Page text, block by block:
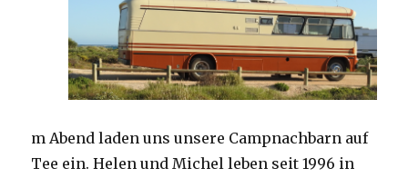
m Abend laden uns unsere Campnachbarn auf
Tee ein. Helen und Michel leben seit 1996 in